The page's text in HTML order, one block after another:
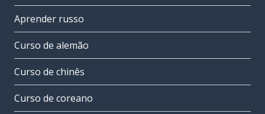
Aprender russo
Curso de alemão
Curso de chinês
Curso de coreano